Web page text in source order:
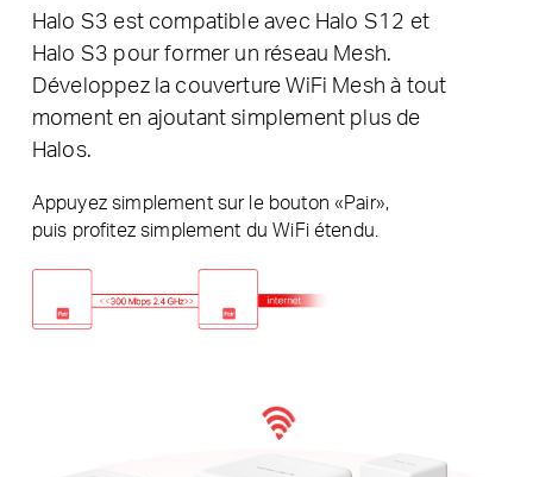
Halo S3 est compatible avec Halo S12 et
Halo S3 pour former un réseau Mesh.
Développez la couverture WiFi Mesh à tout
moment en ajoutant simplement plus de
Halos.
Appuyez simplement sur le bouton «Pair»,
puis profitez simplement du WiFi étendu.